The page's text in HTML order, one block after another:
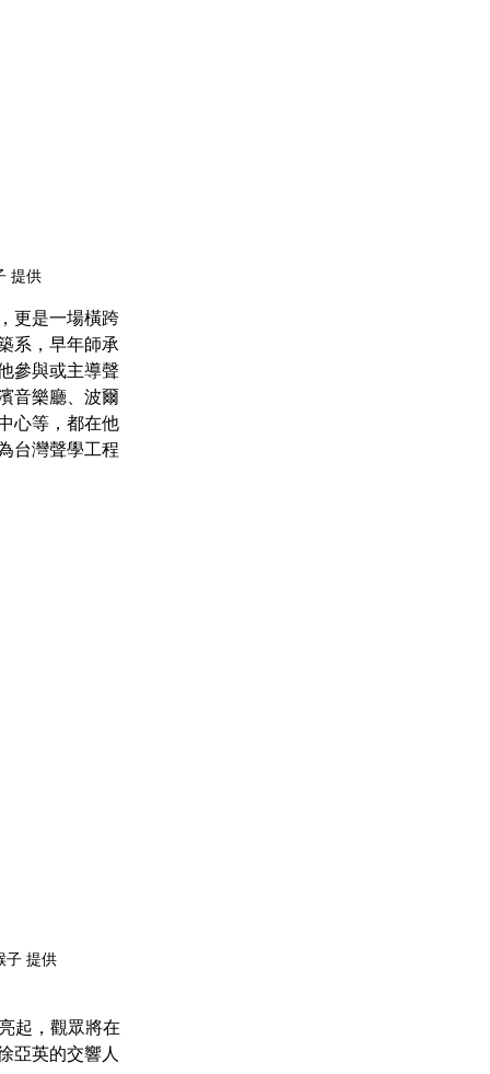
提供
系，早年師承
參與或主導聲
音樂廳、波爾
心等，都在他
台灣聲學工程
子 提供
亞英的交響人